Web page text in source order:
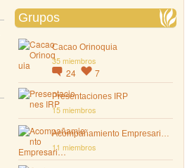
Grupos
Cacao Orinoquia
35 miembros
24 7
Presentaciones IRP
15 miembros
Acompañamiento Empresari…
11 miembros